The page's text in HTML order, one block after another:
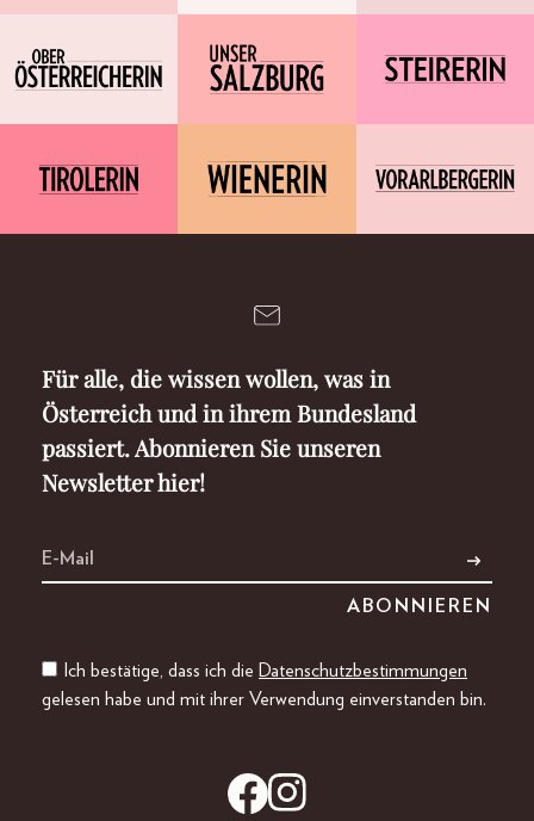
Für alle, die wissen wollen, was in
Österreich und in ihrem Bundesland
passiert. Abonnieren Sie unseren
Newsletter hier!
Ich bestätige, dass ich die Datenschutzbestimmungen
gelesen habe und mit ihrer Verwendung einverstanden bin.